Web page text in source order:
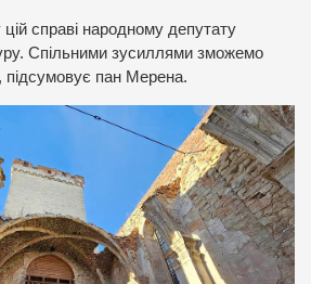
справі народному депутату
Спільними зусиллями зможемо
підсумовує пан Мерена.